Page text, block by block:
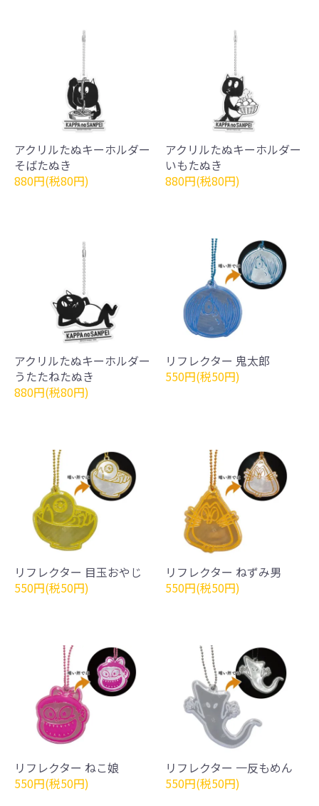
アクリルたぬキーホルダー
そばたぬき
880円(税80円)
アクリルたぬキーホルダー
いもたぬき
880円(税80円)
アクリルたぬキーホルダー
うたたねたぬき
880円(税80円)
リフレクター 鬼太郎
550円(税50円)
リフレクター 目玉おやじ
550円(税50円)
リフレクター ねずみ男
550円(税50円)
リフレクター ねこ娘
550円(税50円)
リフレクター 一反もめん
550円(税50円)